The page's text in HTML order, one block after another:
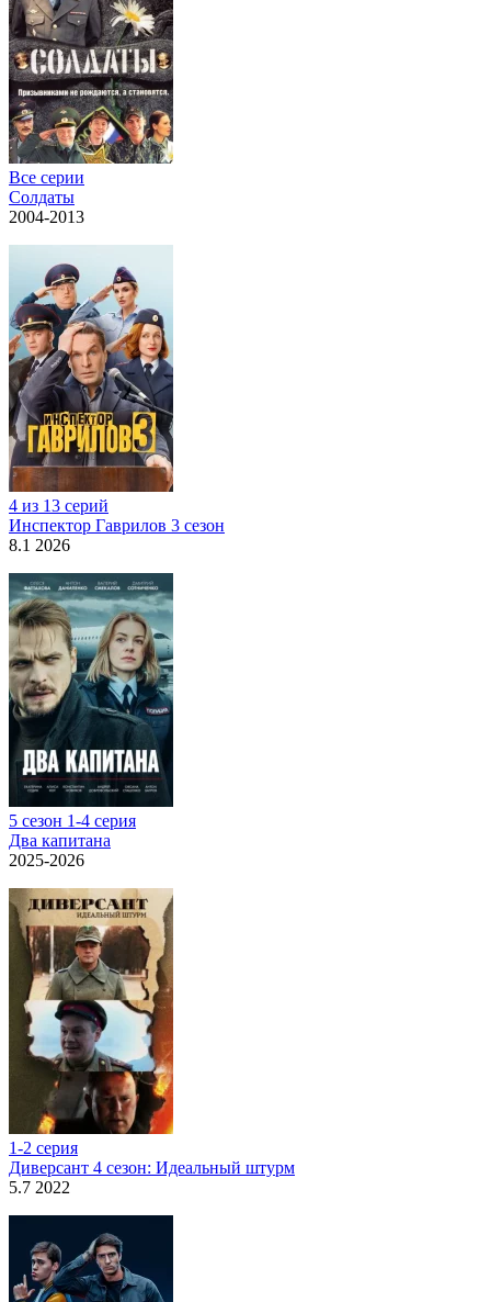
Все серии
Солдаты
2004-2013
4 из 13 серий
Инспектор Гаврилов 3 сезон
8.1 2026
5 сезон 1-4 серия
Два капитана
2025-2026
1-2 серия
Диверсант 4 сезон: Идеальный штурм
5.7 2022